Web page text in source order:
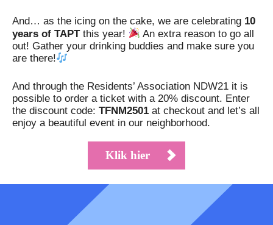
And… as the icing on the cake, we are celebrating 10
years of TAPTthis year!
An extra reason to go all
out! Gather your drinking buddies and make sure you
are there!
And through the Residents’ Association NDW21 it is
possible to order a ticket with a 20% discount. Enter
the discount code: TFNM2501 at checkout and let’s all
enjoy a beautiful event in our neighborhood.
Klik hier